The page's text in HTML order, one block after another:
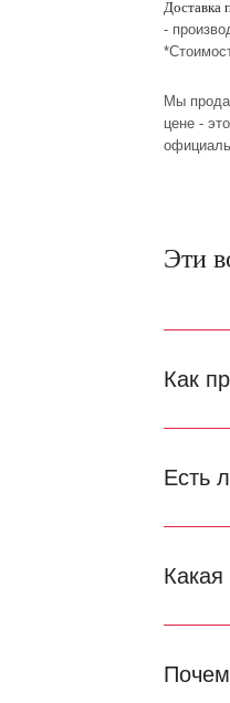
Доставка
-
Мы
цене -
Эти
Как
Есть
Какая